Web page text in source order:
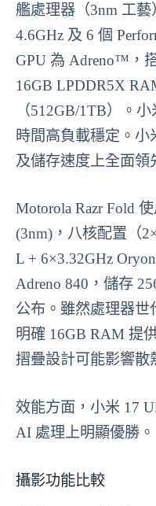
艦處理器（3nm 工藝
4.6GHz 及 6 個
GPU 為 Adreno™，
16GB LPDDR5X
（512GB/1TB）。
時間高負載穩定。
及儲存速度上全面領
Motorola Razr Fold
(3nm)，八核配置（
L + 6×3.32GHz
Adreno 840，儲存
公布。雖然處理器世
明確 16GB RAM 提
摺疊設計可能影響散
效能方面，小米 17
AI 處理上明顯優勝。
攝影功能比較